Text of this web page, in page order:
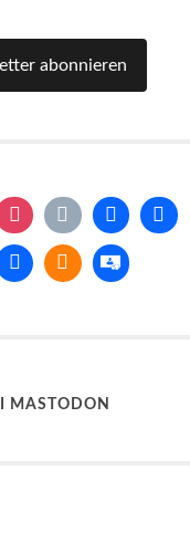
abonnieren
MASTODON